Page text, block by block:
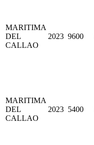
MARITIMA
DEL
CALLAO
2023 9600
MARITIMA
DEL
CALLAO
2023 5400